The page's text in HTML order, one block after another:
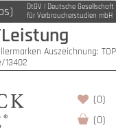
DtGV | Deutsche Gesellschaft
für Verbraucherstudien mbH
Auszeichnung: TOP
13402
(0)
(0)